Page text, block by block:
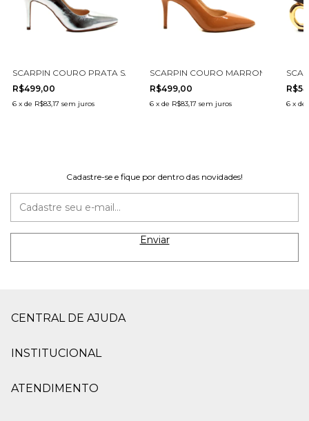
VAZADO CECCONELLO 2373001-3
SCARPIN COURO PRATA SALTO ALTO CECCONELLO 2440001-6
R$499,00
6 x de R$83,17 sem juros
SCARPIN COURO MARROM SALTO
R$499,00
6 x de R$83,17 sem juros 6 xde
Cadastre-se e fique por dentro das novidades!
CENTRAL DE AJUDA
INSTITUCIONAL
ATENDIMENTO